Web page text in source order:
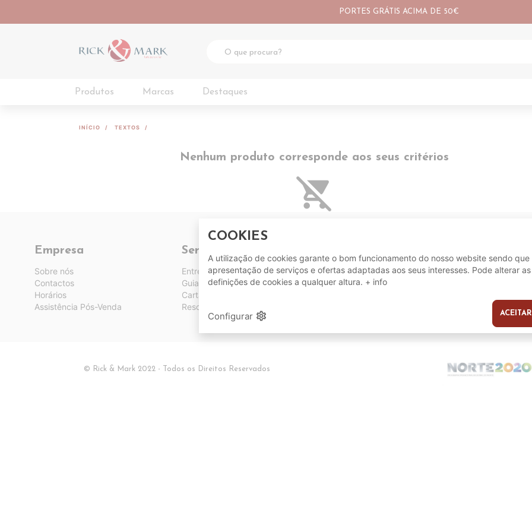
PORTES GRÁTIS ACIMA DE 50€
Produtos Marcas Destaques
INÍCIO TEXTOS
Nenhum produto corresponde aos seus critérios
remove_shopping_cart
Empresa
Sobre nós
Contactos
Horários
Assistência Pós-Venda
Serviços
Entregas
Guia de medidas certas
Cartão Rick & Mark
Resolução de litígios
Livro de reclamações online
Perguntas Frequentes (FAQ's)
Insira
© Rick & Mark 2022 - Todos os Direitos Reservados
COOKIES
A utilização de cookies garante o bom funcionamento do nosso website sendo que
apresentação de serviços e ofertas adaptadas aos seus interesses. Pode alterar
definições de cookies a qualquer altura. + info
Configurar settings ACEITAR